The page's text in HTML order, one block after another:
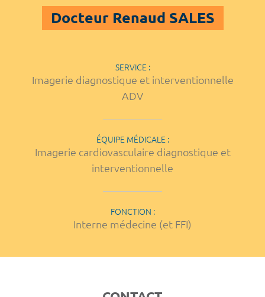
Docteur Renaud SALES
SERVICE :
Imagerie diagnostique et interventionnelle
ADV
ÉQUIPE MÉDICALE :
Imagerie cardiovasculaire diagnostique et
interventionnelle
FONCTION :
Interne médecine (et FFI)